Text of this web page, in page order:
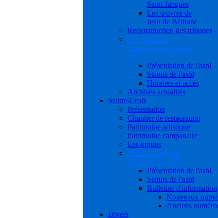
Saint-Jacques
Les œuvres de
Jean de Béthune
Reconstruction des tribunes
Les guides de
Saint-Jacques à Liège
asbl
Présentation de l'asbl
Statuts de l'asbl
Horaires et accès
Archives actualités
Sainte-Croix
Présentation
Chantier de restauration
Patrimoine artistique
Patrimoine campanaire
Les orgues
S.O.S. Collégiale
Sainte-Croix asbl
Présentation de l'asbl
Statuts de l'asbl
Bulletins d'information
Nouveaux
Anciens
Divers